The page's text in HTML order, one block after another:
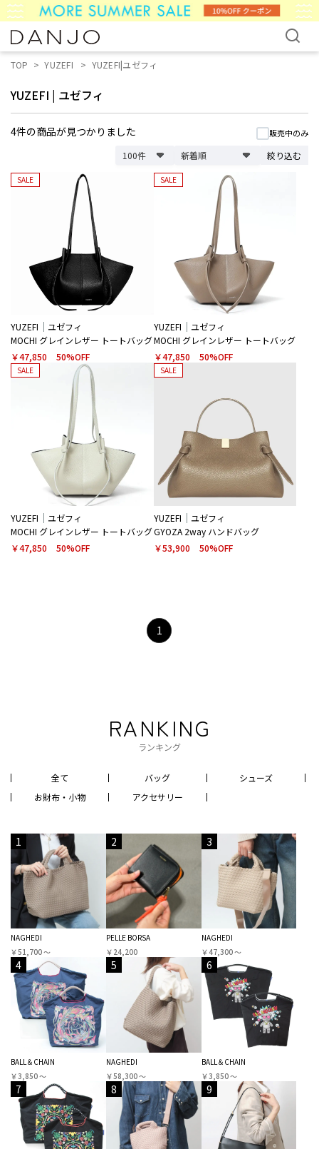
TOP YUZEFI YUZEFI|ユゼフィ
YUZEFI | ユゼフィ
4件の商品が見つかりました 販売中のみ
絞り込む
SALE
YUZEFI
ユゼフィ
MOCHI グレインレザー トートバッグ
￥47,850
50%OFF
SALE
YUZEFI
ユゼフィ
MOCHI グレインレザー トートバッグ
￥47,850
50%OFF
SALE
YUZEFI
ユゼフィ
MOCHI グレインレザー トートバッグ
￥47,850
50%OFF
SALE
YUZEFI
ユゼフィ
GYOZA 2way ハンドバッグ
￥53,900
50%OFF
1
RANKING
ランキング
全て バッグ
シューズ
お財布・小物
アクセサリー
1
NAGHEDI
￥51,700 〜
2
PELLE BORSA
￥24,200
3
NAGHEDI
￥47,300 〜
4
BALL＆CHAIN
￥3,850 〜
5
NAGHEDI
￥58,300 〜
6
BALL＆CHAIN
￥3,850 〜
7 8 9